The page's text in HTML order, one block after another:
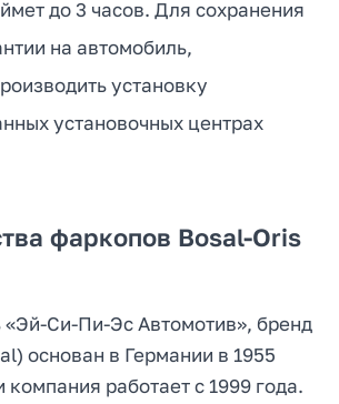
до 3 часов. Для сохранения
на автомобиль,
установку
установочных центрах
фаркопов Bosal-Oris
«Эй-Си-Пи-Эс Автомотив», бренд
основан в Германии в 1955
компания работает с 1999 года.